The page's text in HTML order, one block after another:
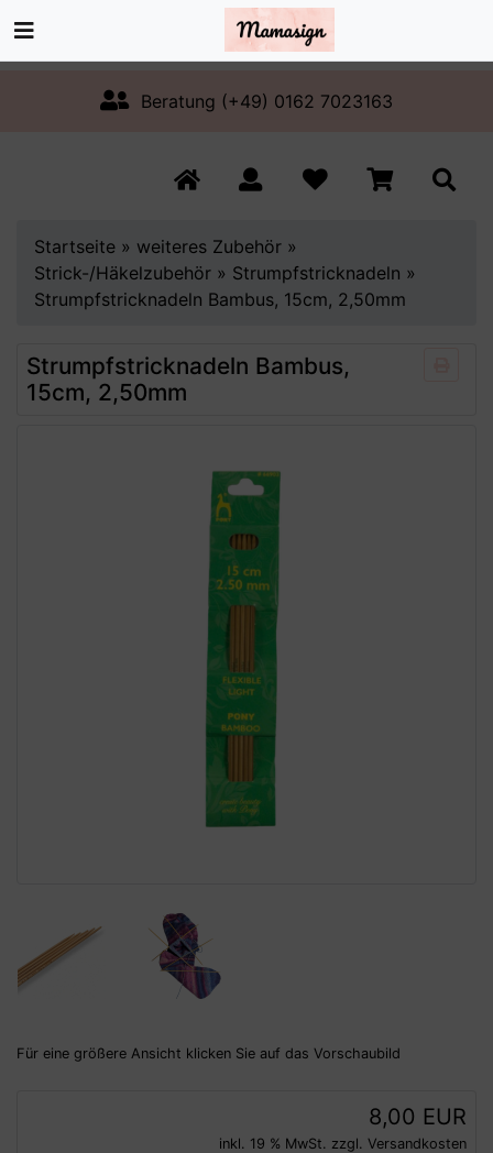
Beratung (+49) 0162 7023163
Startseite » weiteres Zubehör »
Strick-/Häkelzubehör » Strumpfstricknadeln »
Strumpfstricknadeln Bambus, 15cm, 2,50mm
Strumpfstricknadeln Bambus,
15cm, 2,50mm
Für eine größere Ansicht klicken Sie auf das Vorschaubild
8,00 EUR
inkl. 19 % MwSt. zzgl. Versandkosten